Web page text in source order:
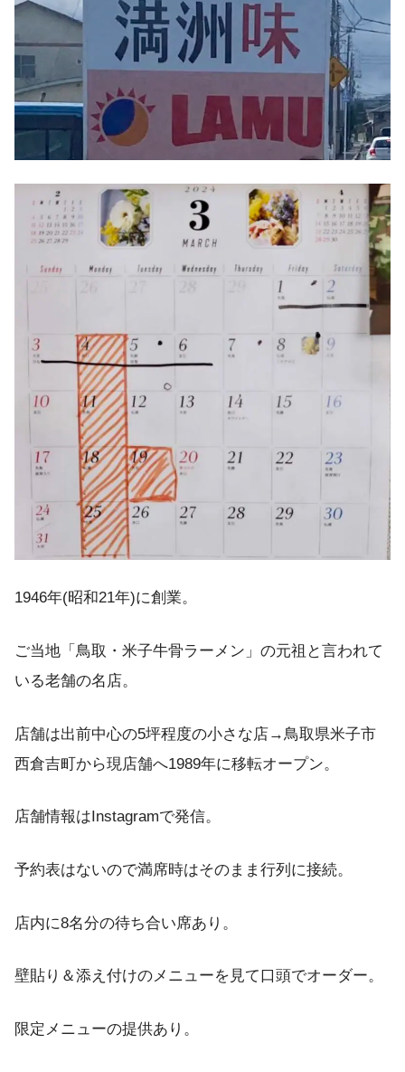
1946年(昭和21年)に創業。
ご当地「鳥取・米子牛骨ラーメン」の元祖と言われて
いる老舗の名店。
店舗は出前中心の5坪程度の小さな店→鳥取県米子市
西倉吉町から現店舗へ1989年に移転オープン。
店舗情報はInstagramで発信。
予約表はないので満席時はそのまま行列に接続。
店内に8名分の待ち合い席あり。
壁貼り＆添え付けのメニューを見て口頭でオーダー。
限定メニューの提供あり。